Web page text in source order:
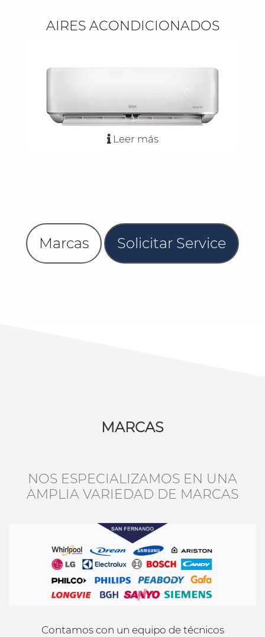
AIRES ACONDICIONADOS
Leer más
Marcas Solicitar Service
MARCAS
NOS ESPECIALIZAMOS EN UNA
AMPLIA VARIEDAD DE MARCAS
Contamos con un equipo de técnicos